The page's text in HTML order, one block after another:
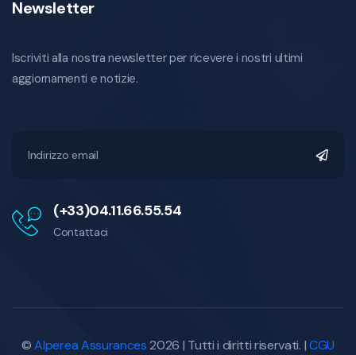
Newsletter
Iscriviti alla nostra newsletter per ricevere i nostri ultimi
aggiornamenti e notizie.
(+33)04.11.66.55.54
Contattaci
©Alperea Assurances2026 | Tutti i diritti riservati. |CGU